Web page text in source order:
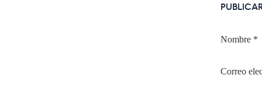
Nombre *
Correo